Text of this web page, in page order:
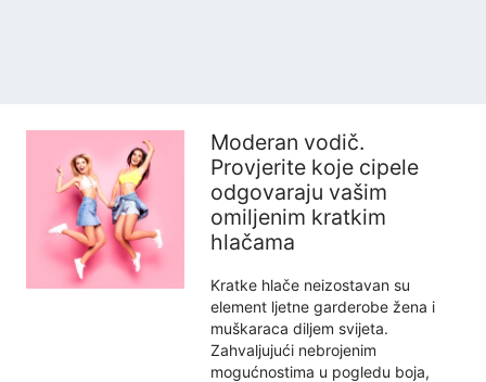
Moderan vodič.
Provjerite koje cipele
odgovaraju vašim
omiljenim kratkim
hlačama
Kratke hlače neizostavan su
element ljetne garderobe žena i
muškaraca diljem svijeta.
Zahvaljujući nebrojenim
mogućnostima u pogledu boja,